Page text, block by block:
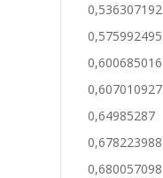
0,536307192
0,575992495
0,600685016
0,607010927
0,64985287
0,678223988
0,680057098